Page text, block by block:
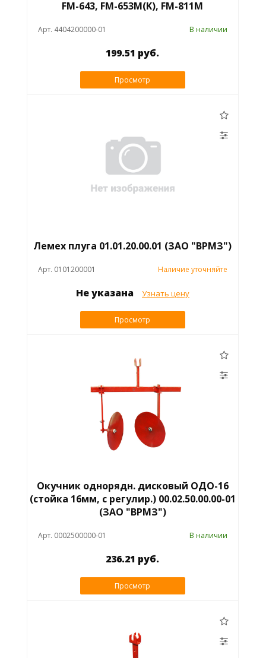
FM-643, FM-653M(K), FM-811M
Арт. 4404200000-01 В наличии
199.51 руб.
Просмотр
Лемех плуга 01.01.20.00.01 (ЗАО "ВРМЗ")
Арт. 0101200001 Наличие уточняйте
Не указана Узнать цену
Просмотр
Окучник однорядн. дисковый ОДО-16
(стойка 16мм, с регулир.) 00.02.50.00.00-01
(ЗАО "ВРМЗ")
Арт. 0002500000-01 В наличии
236.21 руб.
Просмотр